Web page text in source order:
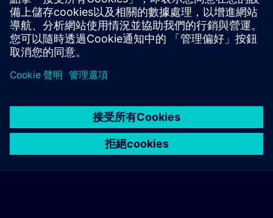
explore
目前沒有可用活動
請將您的姓名加入課程候補名單，一旦有新的開課日期，我們將
通知您。
啟用通知服務